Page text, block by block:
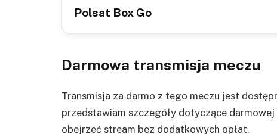
Polsat Box Go
Darmowa transmisja meczu
Transmisja za darmo z tego meczu jest
przedstawiam szczegóły dotyczące
obejrzeć stream bez dodatkowych opłat.